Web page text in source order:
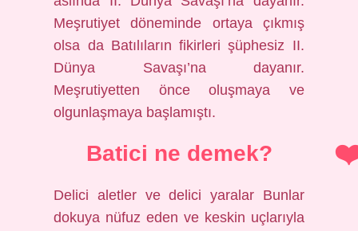
Meşrutiyet döneminde ortaya çıkmış
olsa da Batılıların fikirleri şüphesiz II.
Dünya Savaşı’na dayanır.
Meşrutiyetten önce oluşmaya ve
olgunlaşmaya başlamıştı.
Batici ne demek?
Delici aletler ve delici yaralar Bunlar
dokuya nüfuz eden ve keskin uçlarıyla